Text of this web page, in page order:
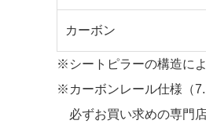
カーボン
※シートピラーの構造に
※カーボンレール仕様（
必ずお買い求めの専門